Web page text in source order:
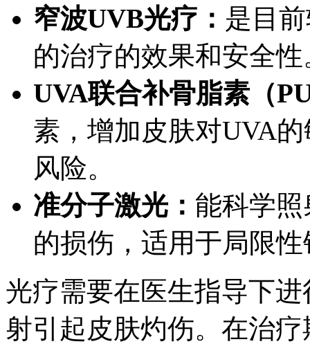
窄波UVB光疗： 是目
的治疗的效果和安全性
UVA联合补骨脂素（
素，增加皮肤对UVA
风险。
准分子激光： 能科学
的损伤，适用于局限
光疗需要在医生指导下
射引起皮肤灼伤。在治